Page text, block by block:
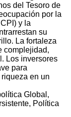
del Tesoro de
por la
y la
su
La fortaleza
complejidad,
Los inversores
para
en un
Global,
Política